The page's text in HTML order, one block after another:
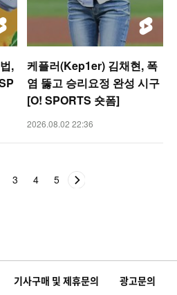
,
케플러(Kep1er) 김채현, 폭
염 뚫고 승리요정 완성 시구
[O! SPORTS 숏폼]
2026.08.02 22:36
3 4 5
기사구매 및 제휴문의 광고문의